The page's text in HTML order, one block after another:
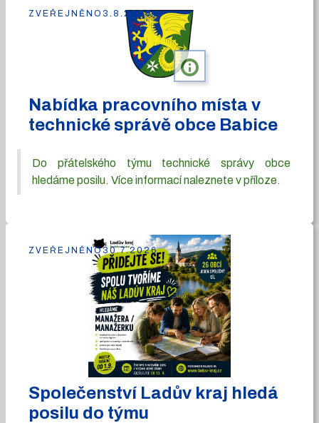
info
Nabídka pracovního místa v
technické správě obce Babice
Do přátelského týmu technické správy obce
hledáme posilu. Více informací naleznete v příloze.
ZVEŘEJNĚNO 3.8.2026
Společenství Ladův kraj hledá
posilu do týmu
ZVEŘEJNĚNO30.7.2026